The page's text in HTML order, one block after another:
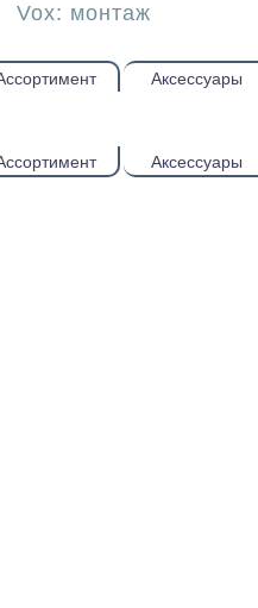
Vox: монтаж
Аксессуары
Аксессуары